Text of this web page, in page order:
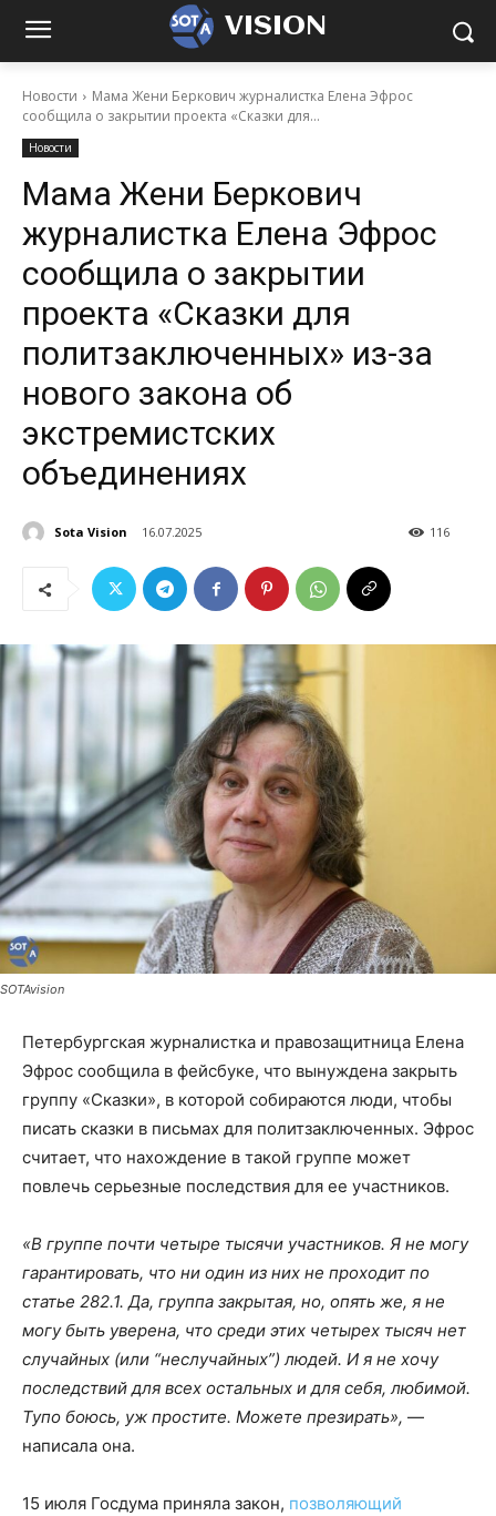
VISION
Новости
Мама Жени Беркович журналистка Елена Эфрос
сообщила о закрытии проекта «Сказки для...
Новости
Мама Жени Беркович
журналистка Елена Эфрос
сообщила о закрытии
проекта «Сказки для
политзаключенных» из-за
нового закона об
экстремистских
объединениях
Sota Vision 16.07.2025 116
SOTAvision
Петербургская журналистка и правозащитница Елена
Эфрос сообщила в фейсбуке, что вынуждена закрыть
группу «Сказки», в которой собираются люди, чтобы
писать сказки в письмах для политзаключенных. Эфрос
считает, что нахождение в такой группе может
повлечь серьезные последствия для ее участников.
«В группе почти четыре тысячи участников. Я не могу
гарантировать, что ни один из них не проходит по
статье 282.1. Да, группа закрытая, но, опять же, я не
могу быть уверена, что среди этих четырех тысяч нет
случайных (или “неслучайных”) людей. И я не хочу
последствий для всех остальных и для себя, любимой.
Тупо боюсь, уж простите. Можете презирать», —
написала она.
15 июля Госдума приняла закон, позволяющий